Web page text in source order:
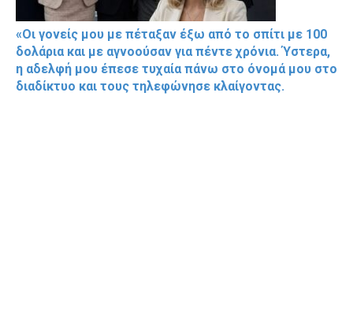
«Οι γονείς μου με πέταξαν έξω από το σπίτι με 100
δολάρια και με αγνοούσαν για πέντε χρόνια. Ύστερα,
η αδελφή μου έπεσε τυχαία πάνω στο όνομά μου στο
διαδίκτυο και τους τηλεφώνησε κλαίγοντας.